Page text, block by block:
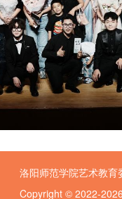
洛阳师范学院艺术教育
Copyright © 2022-